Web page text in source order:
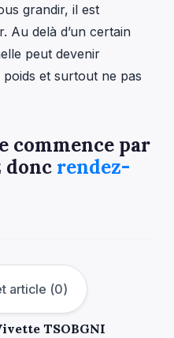
grandir, il est
Au delà d’un certain
peut devenir
et surtout ne pas
commence par
donc rendez-
article (0)
TSOBGNI